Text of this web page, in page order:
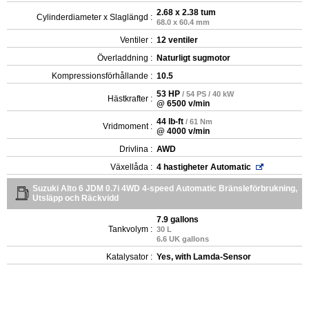
Cylinderdiameter x Slaglängd : 2.68 x 2.38 tum
68.0 x 60.4 mm
Ventiler : 12 ventiler
Överladdning : Naturligt sugmotor
Kompressionsförhållande : 10.5
Hästkrafter : 53 HP / 54 PS / 40 kW
@ 6500 v/min
Vridmoment : 44 lb-ft / 61 Nm
@ 4000 v/min
Drivlina : AWD
Växellåda : 4 hastigheter Automatic
Suzuki Alto 6 JDM 0.7i 4WD 4-speed Automatic Bränsleförbrukning,
Utsläpp och Räckvidd
Tankvolym :
7.9 gallons
30 L
6.6 UK gallons
Katalysator : Yes, with Lamda-Sensor